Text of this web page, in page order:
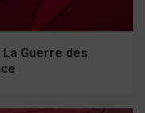
Guerre des